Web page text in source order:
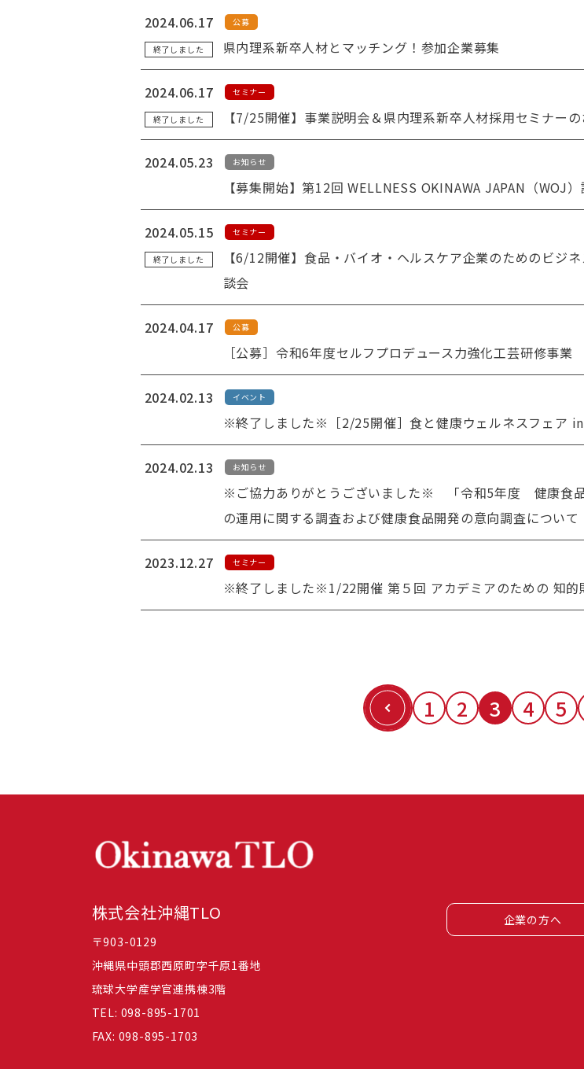
2024.06.17 公募
終了しました 県内理系新卒人材とマッチング！参加企業募集
2024.06.17 セミナー
終了しました 【7/25開催】事業説明会＆県内理系新卒人材採用セミナー
2024.05.23 お知らせ
【募集開始】第12回 WELLNESS OKINAWA JAPAN（WOJ
2024.05.15 セミナー
終了しました
【6/12開催】食品・バイオ・ヘルスケア企業のためのビジ
談会
2024.04.17 公募
［公募］令和6年度セルフプロデュース力強化工芸研修事業
2024.02.13 イベント
※終了しました※［2/25開催］食と健康ウェルネスフェア in
2024.02.13 お知らせ
※ご協力ありがとうございました※ 「令和5年度 健康食品
の運用に関する調査および健康食品開発の意向調査について
2023.12.27 セミナー
※終了しました※1/22開催 第５回 アカデミアのための 知的
ー
ョ
ン
1 2 3 4 5
企業の方へ
株式会社沖縄TLO
〒903-0129
沖縄県中頭郡西原町字千原1番地
琉球大学産学官連携棟3階
TEL: 098-895-1701
FAX: 098-895-1703